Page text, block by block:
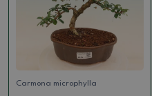
Carmona microphylla